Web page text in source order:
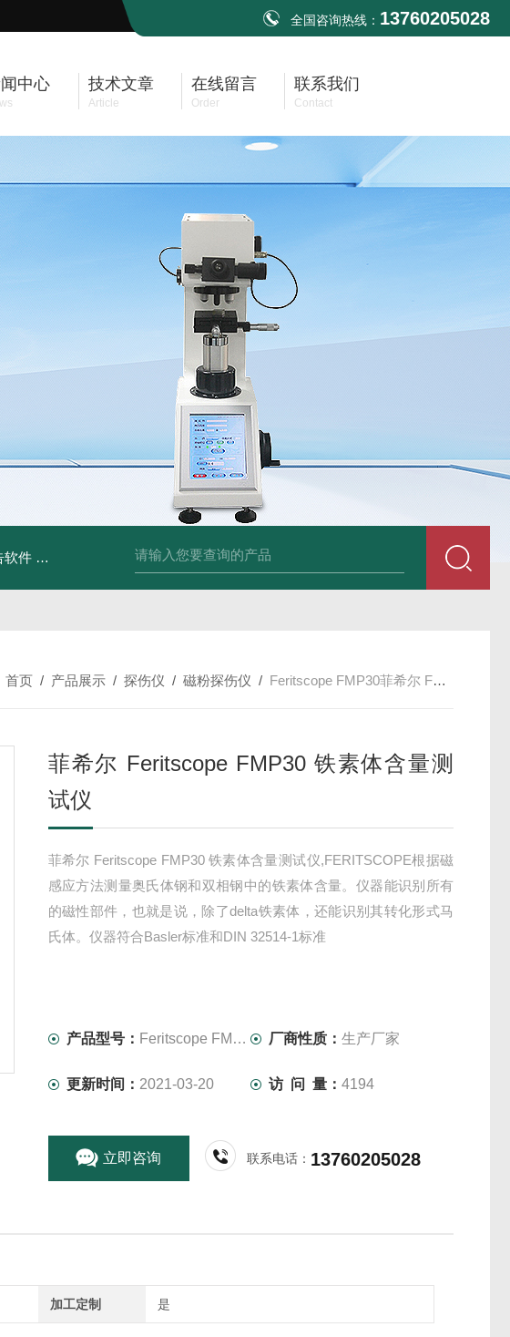
全国咨询热线： 13760205028
中心 技术文章
Article
在线留言
Order
联系我们
Contact
软件 UltraCam LD500德国CS公司声学泄漏摄像机检测仪 德国美翠Metrel MI2088
首页 / 产品展示 /探伤仪 /磁粉探伤仪 / Feritscope FMP30菲希尔 Feritscope FMP30 铁素体含量测试仪
菲希尔 Feritscope FMP30 铁素体含量测
试仪
菲希尔 Feritscope FMP30 铁素体含量测试仪,FERITSCOPE根据磁
感应方法测量奥氏体钢和双相钢中的铁素体含量。仪器能识别所有
的磁性部件，也就是说，除了delta铁素体，还能识别其转化形式马
氏体。仪器符合Basler标准和DIN 32514-1标准
产品型号： Feritscope FMP30 厂商性质：生产厂家
更新时间： 2021-03-20 访 问 量：4194
立即咨询 联系电话： 13760205028
加工定制 是